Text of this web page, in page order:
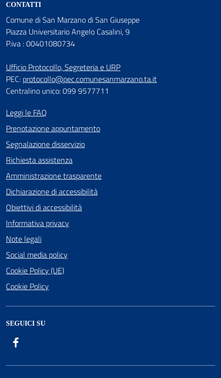
CONTATTI
Comune di San Marzano di San Giuseppe
Piazza Universitario Angelo Casalini, 9
P.iva : 00401080734
Ufficio Protocollo, Segreteria e URP
PEC: protocollo@pec.comunesanmarzano.ta.it
Centralino unico: 099 9577711
Leggi le FAQ
Prenotazione appuntamento
Segnalazione disservizio
Richiesta assistenza
Amministrazione trasparente
Dichiarazione di accessibilità
Obiettivi di accessibilità
Informativa privacy
Note legali
Social media policy
Cookie Policy (UE)
Cookie Policy
SEGUICI SU